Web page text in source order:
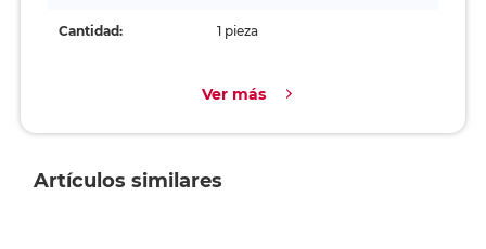
Cantidad: 1 pieza
Ver más
Artículos similares